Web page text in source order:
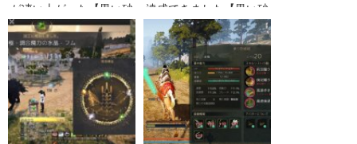
が凄い上がった【黒い砂
漠Part3760】
達成できました【黒い砂
漠Part1586】